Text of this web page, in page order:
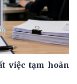
việc tạm hoãn